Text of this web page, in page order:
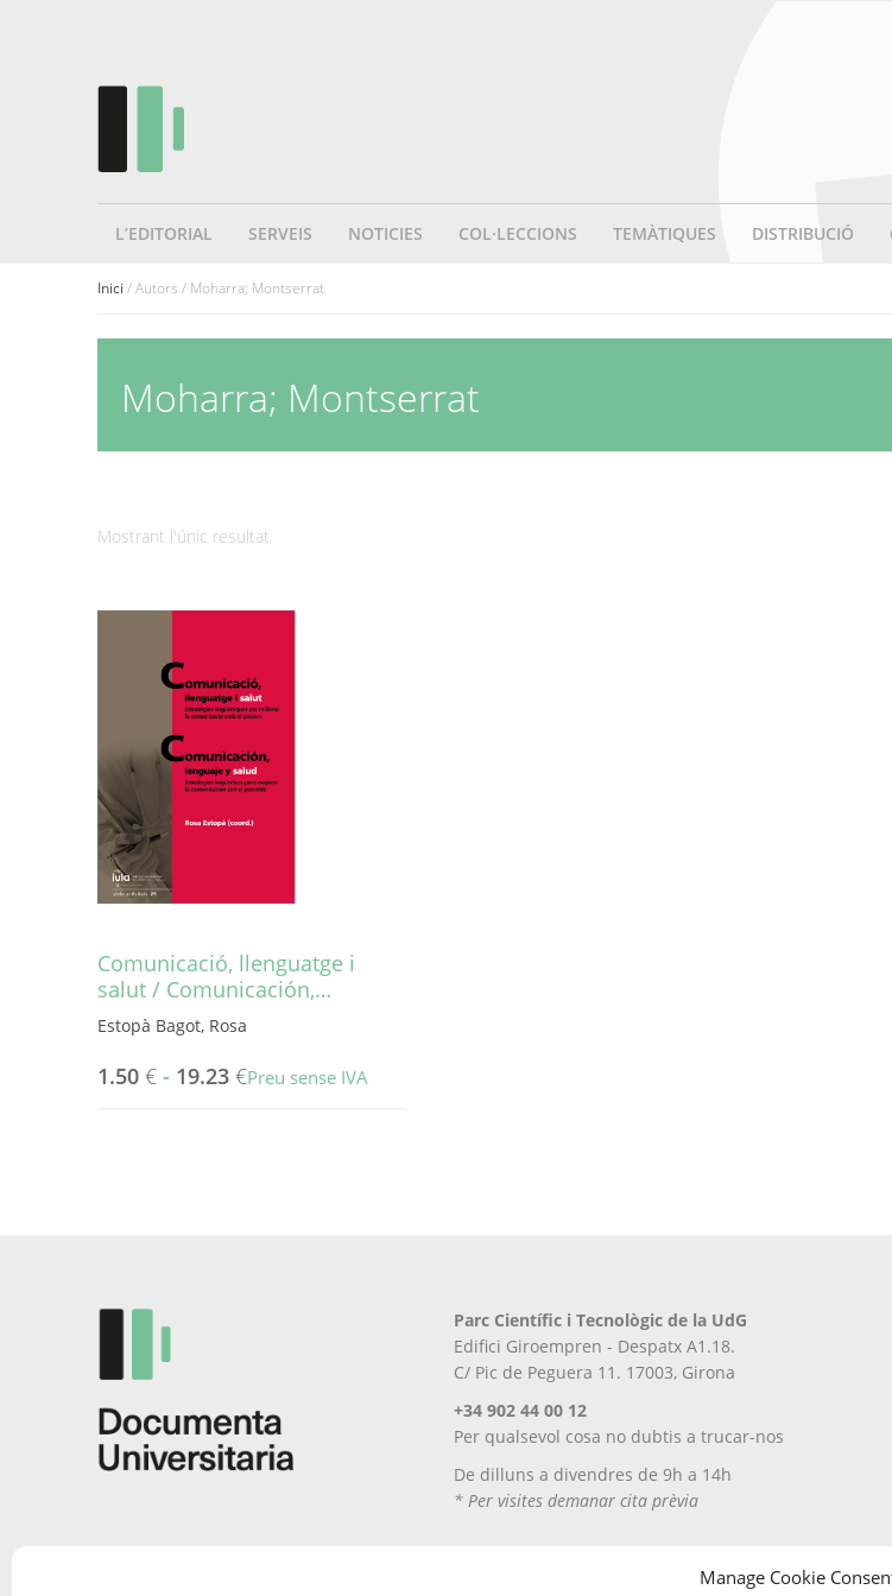
Manage Cookie
L’EDITORIAL SERVEIS NOTICIES COL·LECCIONS TEMÀTIQUES DISTRIBUCIÓ
Inici / Autors / Moharra; Montserrat
Moharra; Montserrat
Mostrant l'únic resultat
Comunicació, llenguatge i
salut / Comunicación,…
Estopà Bagot, Rosa
1.50 € - 19.23 €Preu sense IVA
pàgina
del
producte
Parc Científic i Tecnològic de la UdG
Edifici Giroempren - Despatx A1.18.
C/ Pic de Peguera 11. 17003, Girona
+34 902 44 00 12
Per qualsevol cosa no dubtis a trucar-nos
De dilluns a divendres de 9h a 14h
* Per visites demanar cita prèvia